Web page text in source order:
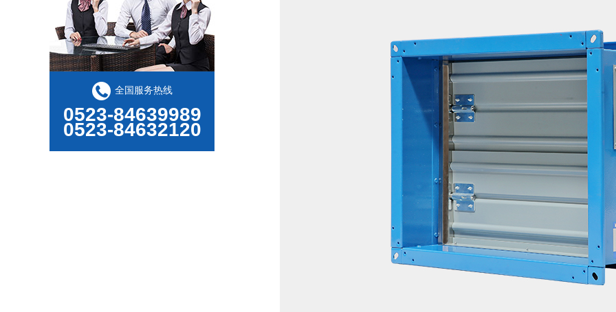
全国服务热线
0523-84639989
0523-84632120